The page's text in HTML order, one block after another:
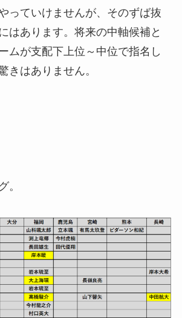
っていけませんが、そのずば抜
はあります。将来の中軸候補と
ムが支配下上位～中位で指名し
きはありません。
。